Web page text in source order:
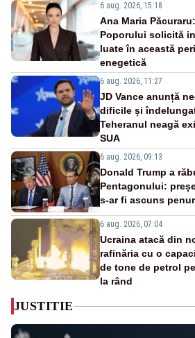
6 aug. 2026, 15:18
Ana Maria
Poporului solicită
luate în această
enegetică
6 aug. 2026, 11:27
JD Vance anunță
dificile și
Teheranul neagă
SUA
6 aug. 2026, 09:13
Donald Trump a
Pentagonului:
s-ar fi ascuns
6 aug. 2026, 07:04
Ucraina atacă din
rafinăria cu o
de tone de petrol
la rând
JUSTITIE